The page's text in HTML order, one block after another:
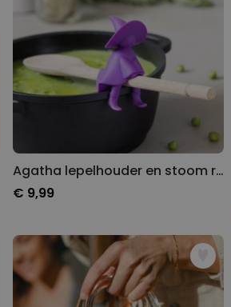
Agatha lepelhouder en stoom releaser
€ 9,99